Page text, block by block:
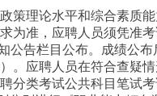
策理论水平和综合素质
为准，应聘人员须凭准
知公告栏目公布。成绩
。应聘人员在符合查疑
分类考试公共科目笔试